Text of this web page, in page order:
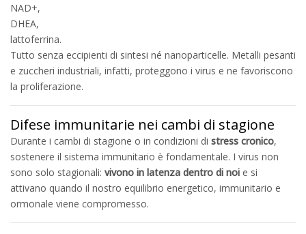
NAD+,
DHEA,
lattoferrina.
Tutto senza eccipienti di sintesi né nanoparticelle. Metalli pesanti
e zuccheri industriali, infatti, proteggono i virus e ne favoriscono
la proliferazione.
Difese immunitarie nei cambi di stagione
Durante i cambi di stagione o in condizioni di stress cronico,
sostenere il sistema immunitario è fondamentale. I virus non
sono solo stagionali: vivono in latenza dentro di noi e si
attivano quando il nostro equilibrio energetico, immunitario e
ormonale viene compromesso.